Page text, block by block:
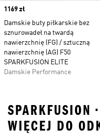
Price
1169 zł
Damskie buty piłkarskie bez
sznurowadeł na twardą
nawierzchnię (FG) / sztuczną
nawierzchnię (AG) F50
SPARKFUSION ELITE
Damskie Performance
SPARKFUSION
WIĘCEJ DO